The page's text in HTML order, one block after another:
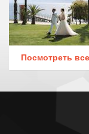
Посмотреть